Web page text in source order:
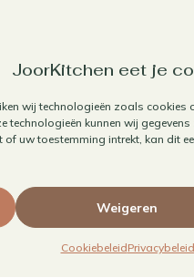
JoorKitchen eet je
wij technologieën zoals
technologieën kunnen wij
of uw toestemming intrekt, kan dit
Weigeren
CookiebeleidPrivacybeleid